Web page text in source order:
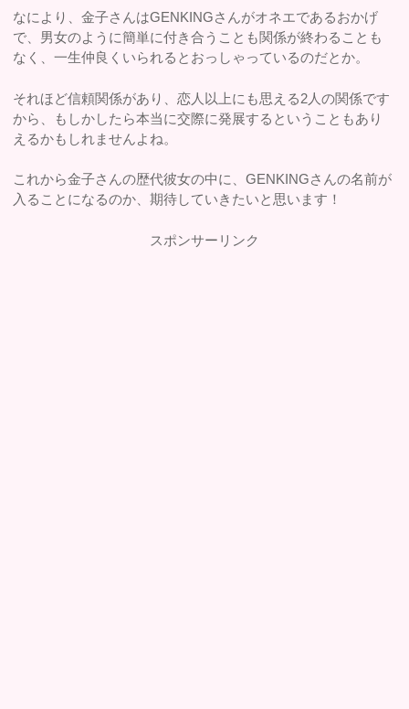
なにより、金子さんはGENKINGさんがオネエであるおかげ
で、男女のように簡単に付き合うことも関係が終わることも
なく、一生仲良くいられるとおっしゃっているのだとか。
それほど信頼関係があり、恋人以上にも思える2人の関係です
から、もしかしたら本当に交際に発展するということもあり
えるかもしれませんよね。
これから金子さんの歴代彼女の中に、GENKINGさんの名前が
入ることになるのか、期待していきたいと思います！
スポンサーリンク